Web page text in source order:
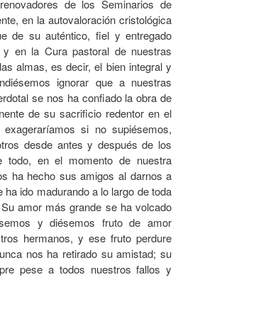
de los Seminarios de
en la autovaloración cristológica
de su auténtico, fiel y entregado
en la Cura pastoral de nuestras
almas, es decir, el bien integral y
ignorar que a nuestras
se nos ha confiado la obra de
de su sacrificio redentor en el
si no supiésemos,
desde antes y después de los
todo, en el momento de nuestra
ha hecho sus amigos al darnos a
ido madurando a lo largo de toda
amor más grande se ha volcado
y diésemos fruto de amor
hermanos, y ese fruto perdure
nos ha retirado su amistad; su
pese a todos nuestros fallos y